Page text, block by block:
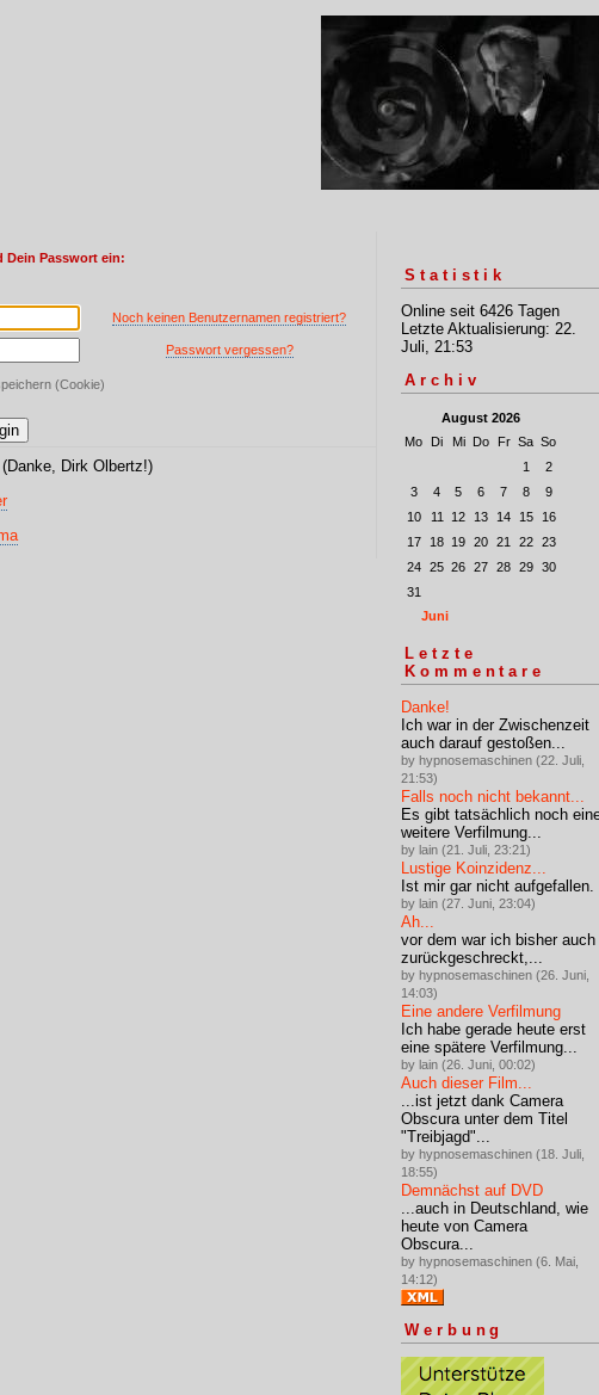
Dein Passwort ein:
Noch keinen Benutzernamen registriert?
Passwort vergessen?
(Cookie)
Dirk Olbertz!)
Statistik
Online seit 6426 Tagen
Letzte Aktualisierung: 22.
Juli, 21:53
Archiv
August 2026
Mo
Di Mi Do Fr Sa So
1
2
3
4 5 6 7 8
9
10
11 12 13 14 15
16
17
18 19 20 21 22
23
24
25 26 27 28 29
30
31
Juni
Letzte
Kommentare
Danke!
Ich war in der Zwischenzeit
auch darauf gestoßen...
by hypnosemaschinen (22. Juli,
21:53)
Falls noch nicht bekannt...
Es gibt tatsächlich noch
weitere Verfilmung...
by lain (21. Juli, 23:21)
Lustige Koinzidenz...
Ist mir gar nicht aufgefallen.
by lain (27. Juni, 23:04)
Ah...
vor dem war ich bisher auch
zurückgeschreckt,...
by hypnosemaschinen (26. Juni,
14:03)
Eine andere Verfilmung
Ich habe gerade heute erst
eine spätere Verfilmung...
by lain (26. Juni, 00:02)
Auch dieser Film...
...ist jetzt dank Camera
Obscura unter dem Titel
"Treibjagd"...
by hypnosemaschinen (18. Juli,
18:55)
Demnächst auf DVD
...auch in Deutschland, wie
heute von Camera
Obscura...
by hypnosemaschinen (6. Mai,
14:12)
Werbung